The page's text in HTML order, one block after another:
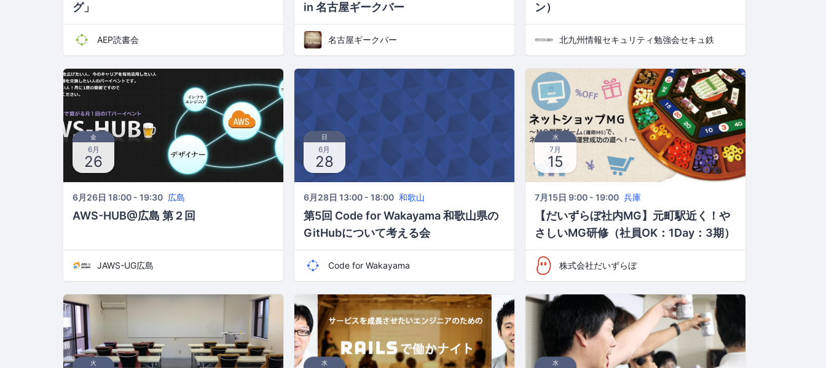
グ」
AEP読書会
in 名古屋ギークバー
名古屋ギークバー
ン）
北九州情報セキュリティ勉強会セキュ鉄
金
6月
26
6月26日 18:00 - 19:30 広島
AWS-HUB@広島 第２回
JAWS-UG広島
日
6月
28
6月28日 13:00 - 18:00 和歌山
第5回 Code for Wakayama 和歌山県の
GitHubについて考える会
Code for Wakayama
水
7月
15
7月15日 9:00 - 19:00 兵庫
【だいずらぼ社内MG】元町駅近く！や
さしいMG研修（社員OK：1Day：3期）
株式会社だいずらぼ
火 水 水